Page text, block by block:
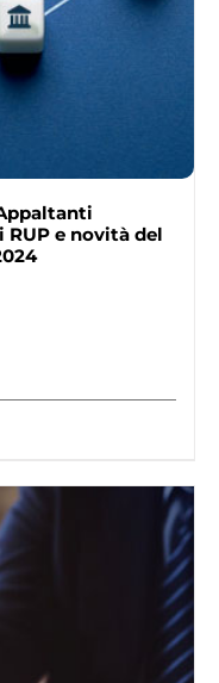
e novità del